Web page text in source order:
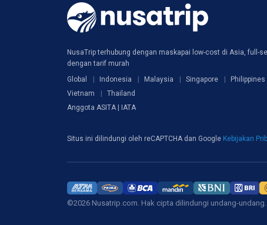
NusaTrip terhubung dengan maskapai low-cost di Asia, full-
dengan tarif murah
Global
Indonesia Malaysia Singapore
Philippines
Vietnam
Thailand
Anggota ASITA | IATA
Situs ini dilindungi oleh reCAPTCHA dan Google Kebijakan
©2026 Nusatrip.com. Hak cipta dilindungi undang-undang.